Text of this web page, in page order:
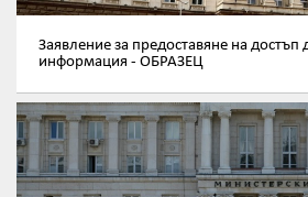
Заявление за предоставяне на достъп
информация - ОБРАЗЕЦ